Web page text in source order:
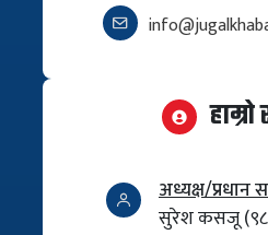
अध्यक्ष/प्रधान
सुरेश कसजू